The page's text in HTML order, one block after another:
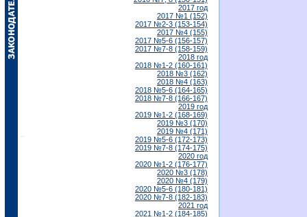
2017 год
2017 №1 (152)
2017 №2-3 (153-154)
2017 №4 (155)
2017 №5-6 (156-157)
2017 №7-8 (158-159)
2018 год
2018 №1-2 (160-161)
2018 №3 (162)
2018 №4 (163)
2018 №5-6 (164-165)
2018 №7-8 (166-167)
2019 год
2019 №1-2 (168-169)
2019 №3 (170)
2019 №4 (171)
2019 №5-6 (172-173)
2019 №7-8 (174-175)
2020 год
2020 №1-2 (176-177)
2020 №3 (178)
2020 №4 (179)
2020 №5-6 (180-181)
2020 №7-8 (182-183)
2021 год
2021 №1-2 (184-185)